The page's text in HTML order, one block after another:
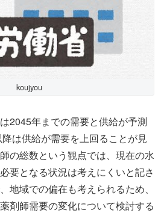
koujyou
2045年までの需要と供給が予測
は供給が需要を上回ることが見
の総数という観点では、現在の水
要となる状況は考えにくいと記さ
地域での偏在も考えられるため、
剤師需要の変化について検討する